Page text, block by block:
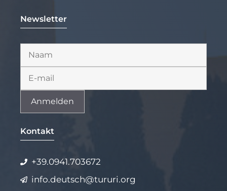
Newsletter
Alternative:
Kontakt
+39.0941.703672
info.deutsch@tururi.org